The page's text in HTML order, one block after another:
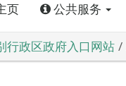
页 公共服务
行政区政府入口网站